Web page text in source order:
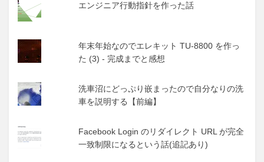
エンジニア行動指針を作った話
年末年始なのでエレキット TU-8800 を作っ
た (3) - 完成までと感想
洗車沼にどっぷり嵌まったので自分なりの洗
車を説明する【前編】
Facebook Login のリダイレクト URL が完全
一致制限になるという話(追記あり)